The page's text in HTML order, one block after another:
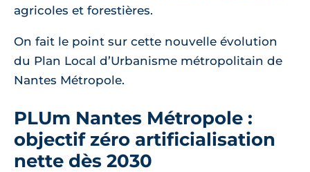
agricoles et forestières.
On fait le point sur cette nouvelle évolution
du Plan Local d’Urbanisme métropolitain de
Nantes Métropole.
PLUm Nantes Métropole :
objectif zéro artificialisation
nette dès 2030